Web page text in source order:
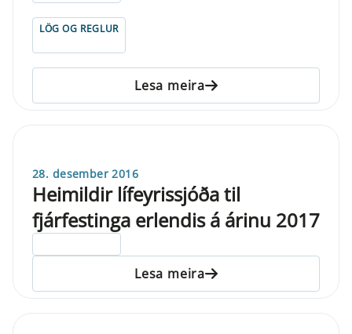
LÖG OG REGLUR
Lesa meira
28. desember 2016
Heimildir lífeyrissjóða til
fjárfestinga erlendis á árinu 2017
Lesa meira